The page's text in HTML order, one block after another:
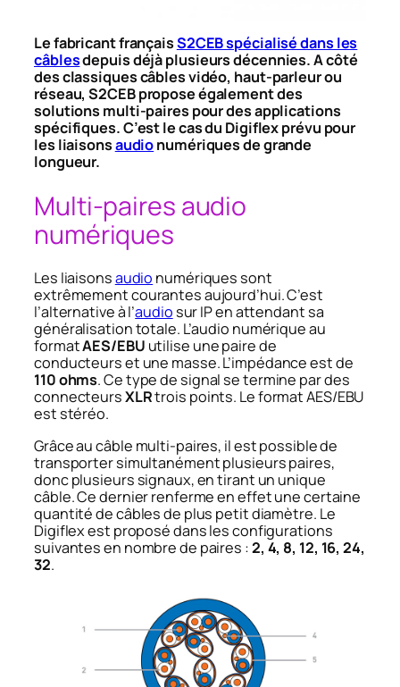
Le fabricant françaisS2CEB spécialisé dans les
câblesdepuis déjà plusieurs décennies. A côté
des classiques câbles vidéo, haut-parleur ou
réseau, S2CEB propose également des
solutions multi-paires pour des applications
spécifiques. C’est le cas du Digiflex prévu pour
les liaisonsaudionumériques de grande
longueur.
Multi-paires audio
numériques
Les liaisonsaudio numériques sont
extrêmement courantes aujourd’hui. C’est
l’alternative à l’audio sur IP en attendant sa
généralisation totale. L’audio numérique au
formatAES/EBU utilise une paire de
conducteurs et une masse. L’impédance est de
110 ohms. Ce type de signal se termine par des
connecteursXLRtrois points. Le format AES/EBU
est stéréo.
Grâce au câble multi-paires, il est possible de
transporter simultanément plusieurs paires,
donc plusieurs signaux, en tirant un unique
câble. Ce dernier renferme en effet une certaine
quantité de câbles de plus petit diamètre. Le
Digiflex est proposé dans les configurations
suivantes en nombre de paires :2, 4, 8, 12, 16, 24,
32.